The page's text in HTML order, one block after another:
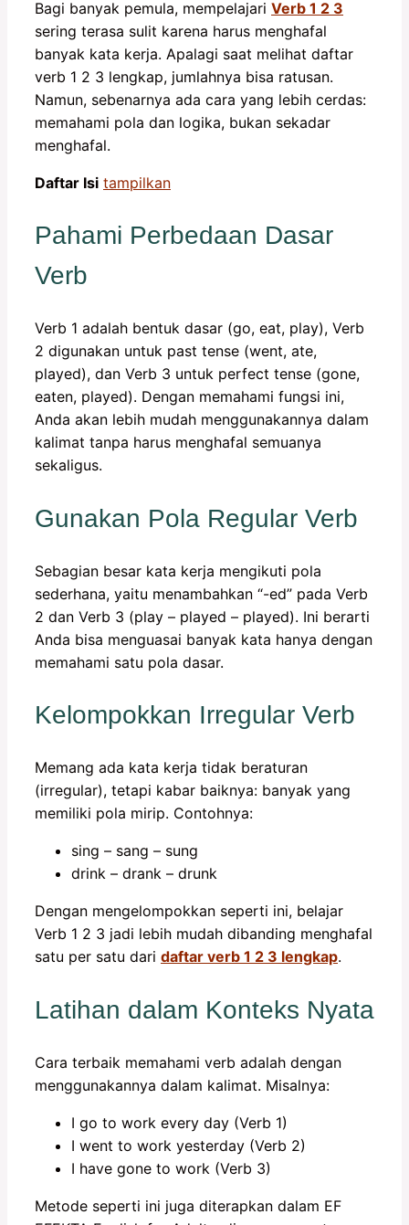
Bagi banyak pemula, mempelajari Verb 1 2 3
sering terasa sulit karena harus menghafal
banyak kata kerja. Apalagi saat melihat daftar
verb 1 2 3 lengkap, jumlahnya bisa ratusan.
Namun, sebenarnya ada cara yang lebih cerdas:
memahami pola dan logika, bukan sekadar
menghafal.
Daftar Isi tampilkan
Pahami Perbedaan Dasar
Verb
Verb 1 adalah bentuk dasar (go, eat, play), Verb
2 digunakan untuk past tense (went, ate,
played), dan Verb 3 untuk perfect tense (gone,
eaten, played). Dengan memahami fungsi ini,
Anda akan lebih mudah menggunakannya dalam
kalimat tanpa harus menghafal semuanya
sekaligus.
Gunakan Pola Regular Verb
Sebagian besar kata kerja mengikuti pola
sederhana, yaitu menambahkan “-ed” pada Verb
2 dan Verb 3 (play – played – played). Ini berarti
Anda bisa menguasai banyak kata hanya dengan
memahami satu pola dasar.
Kelompokkan Irregular Verb
Memang ada kata kerja tidak beraturan
(irregular), tetapi kabar baiknya: banyak yang
memiliki pola mirip. Contohnya:
sing – sang – sung
drink – drank – drunk
Dengan mengelompokkan seperti ini, belajar
Verb 1 2 3 jadi lebih mudah dibanding menghafal
satu per satu dari daftar verb 1 2 3 lengkap.
Latihan dalam Konteks Nyata
Cara terbaik memahami verb adalah dengan
menggunakannya dalam kalimat. Misalnya:
I go to work every day (Verb 1)
I went to work yesterday (Verb 2)
I have gone to work (Verb 3)
Metode seperti ini juga diterapkan dalam EF